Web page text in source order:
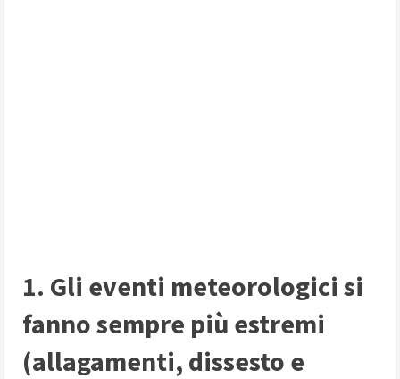
1. Gli eventi meteorologici si
fanno sempre più estremi
(allagamenti, dissesto e